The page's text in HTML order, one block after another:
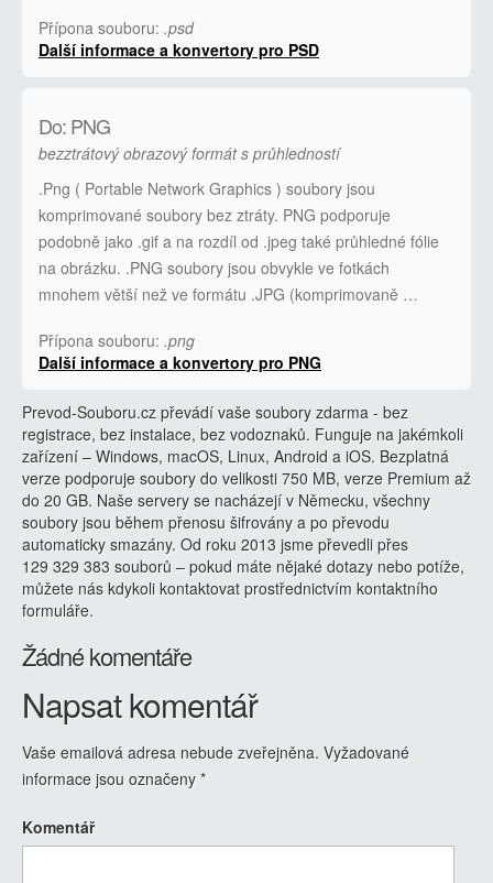
Přípona souboru: .psd
Další informace a konvertory pro PSD
Do: PNG
bezztrátový obrazový formát s průhledností
.Png ( Portable Network Graphics ) soubory jsou
komprimované soubory bez ztráty. PNG podporuje
podobně jako .gif a na rozdíl od .jpeg také průhledné fólie
na obrázku. .PNG soubory jsou obvykle ve fotkách
mnohem větší než ve formátu .JPG (komprimovaně …
Přípona souboru: .png
Další informace a konvertory pro PNG
Prevod-Souboru.cz převádí vaše soubory zdarma - bez
registrace, bez instalace, bez vodoznaků. Funguje na jakémkoli
zařízení – Windows, macOS, Linux, Android a iOS. Bezplatná
verze podporuje soubory do velikosti 750 MB, verze Premium až
do 20 GB. Naše servery se nacházejí v Německu, všechny
soubory jsou během přenosu šifrovány a po převodu
automaticky smazány. Od roku 2013 jsme převedli přes
129 329 383 souborů – pokud máte nějaké dotazy nebo potíže,
můžete nás kdykoli kontaktovat prostřednictvím kontaktního
formuláře.
Žádné komentáře
Napsat komentář
Vaše emailová adresa nebude zveřejněna. Vyžadované
informace jsou označeny *
Komentář